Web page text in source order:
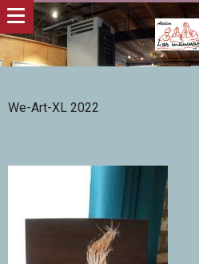
We-Art-XL 2022